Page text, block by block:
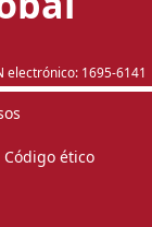
electrónico: 1695-6141
Código ético